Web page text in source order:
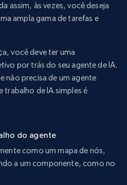
assim, às vezes, você deseja
ampla gama de tarefas e
você deve ter uma
por trás do seu agente de IA.
não precisa de um agente
de IA simples é
do agente
como um mapa de nós,
a um componente, como no